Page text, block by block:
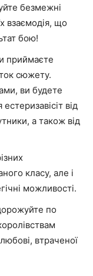
безмежні
взаємодія, що
бою!
приймаєте
сюжету.
ви будете
від
а також від
класу, але і
можливості.
по
втраченої